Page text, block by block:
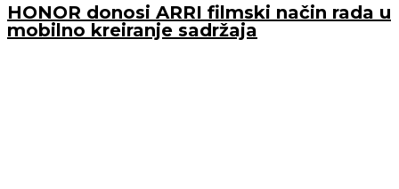
HONOR donosi ARRI filmski način rada u
mobilno kreiranje sadržaja